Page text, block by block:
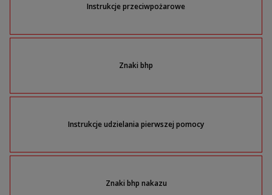
Instrukcje przeciwpożarowe
Znaki bhp
Instrukcje udzielania pierwszej pomocy
Znaki bhp nakazu